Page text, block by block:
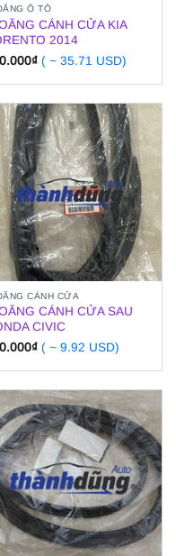
Ô TÔ
CÁNH CỬA KIA
2014
₫ ( ~ 35.71 USD)
CÁNH CỬA
CÁNH CỬA SAU
CIVIC
₫ ( ~ 9.92 USD)